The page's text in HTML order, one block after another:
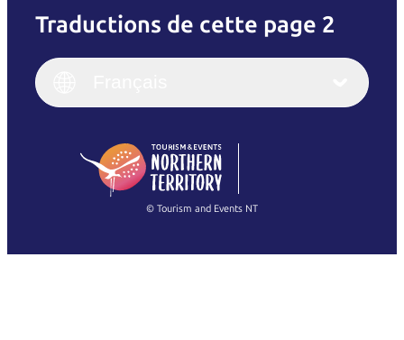
Traductions de cette page 2
English
(Singapore)
Français
Italiano
繁體中文
© Tourism and Events NT